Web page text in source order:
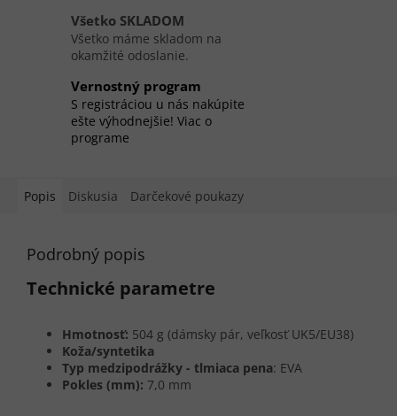
Všetko SKLADOM
Všetko máme skladom na
okamžité odoslanie.
Vernostný program
S registráciou u nás nakúpite
ešte výhodnejšie! Viac o
programe
Popis Diskusia Darčekové poukazy
Podrobný popis
Technické parametre
Hmotnosť: 504 g (dámsky pár, veľkosť UK5/EU38)
Koža/syntetika
Typ medzipodrážky - tlmiaca pena: EVA
Pokles (mm): 7,0 mm